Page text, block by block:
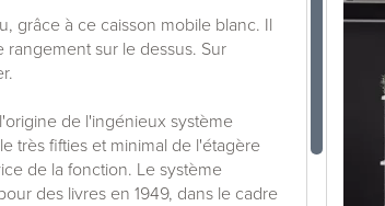
grâce à ce caisson mobile blanc. Il
sur le dessus. Sur
de l'ingénieux système
très fifties et minimal de l'étagère
de la fonction. Le système
des livres en 1949, dans le cadre